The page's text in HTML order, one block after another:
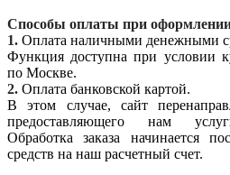
Способы оплаты при оформлении
1. Оплата наличными денежными
Функция доступна при условии
по Москве.
2. Оплата банковской картой.
В этом случае, сайт
предоставляющего нам
Обработка заказа начинается
средств на наш расчетный счет.